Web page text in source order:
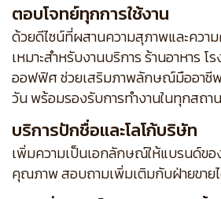
ตอบโจทย์ทุกการใช้งาน
ด้วยดีไซน์ที่ผสานความสุภาพและควา
เหมาะสำหรับงานบริการ ร้านอาหาร โ
ออฟฟิศ ช่วยเสริมภาพลักษณ์มืออาชี
วัน พร้อมรองรับการทำงานในทุกสถา
บริการปักชื่อและโลโก้บริษัท
เพิ่มความเป็นเอกลักษณ์ให้แบรนด์ข
คุณภาพ สอบถามเพิ่มเติมกับฝ่ายขาย